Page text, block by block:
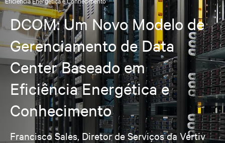
DCOM: Um Novo Modelo de
Gerenciamento de Data
Center Baseado em
Eficiência Energética e
Conhecimento
Francisco Sales, Diretor de Serviços da Vertiv